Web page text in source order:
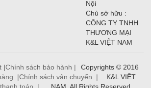
Nội
Chủ sở hữu :
CÔNG TY TNHH
THƯƠNG MẠI
K&L VIỆT NAM
|Chính sách bảo hành |
|Chính sách vận chuyển |
Copyrights © 2016
K&L VIỆT